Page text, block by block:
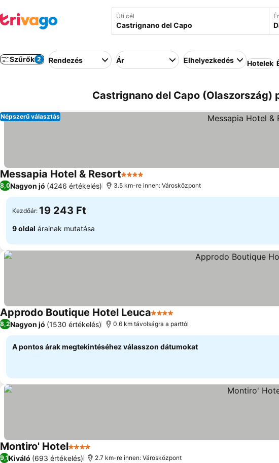
Úti cél
Szűrők 2 Rendezés Ár Elhelyezkedés Hotelek
Castrignano del Capo (Olaszország)
Népszerű választás
Messapia Hotel & Resort4 Kategória
8,0Nagyon jó (4246 értékelés) 3.5 km-re innen: Városközpont
Kezdőár: 19 243 Ft
9 oldal árainak mutatása
Approdo Boutique Hotel Leuca4 Kategória
8,2Nagyon jó (1530 értékelés) 0.6 km távolságra a parttól
A pontos árak megtekintéséhez válasszon dátumokat
Montiro' Hotel4 Kategória
9,1Kiváló (693 értékelés) 2.7 km-re innen: Városközpont